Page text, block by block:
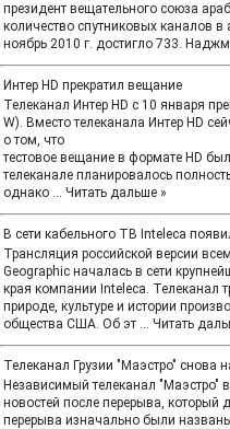
президент вещательного союза
количество спутниковых каналов
ноябрь 2010 г. достигло 733. Наджм
Интер HD прекратил вещание
Телеканал Интер HD с 10 января
W). Вместо телеканала Интер HD
о том, что
тестовое вещание в формате HD
телеканале планировалось
однако ... Читать дальше »
В сети кабельного ТВ Inteleca
Трансляция российской версии
Geographic началась в сети
края компании Inteleca. Телеканал
природе, культуре и истории
общества США. Об эт ... Читать
Телеканал Грузии "Маэстро" снова
Независимый телеканал "Маэстро"
новостей после перерыва, который
перерыва изначально были